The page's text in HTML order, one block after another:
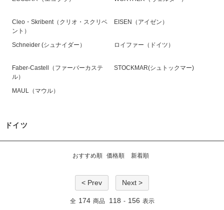
Cleo・Skribent（クリオ・スクリベ
ント）
EISEN（アイゼン）
Schneider (シュナイダー） ロイファー（ドイツ）
Faber-Castell（ファーバーカステ
ル）
STOCKMAR(シュトックマー)
MAUL（マウル）
ドイツ
おすすめ順 価格順 新着順
< Prev Next >
全 174 商品 118 - 156 表示